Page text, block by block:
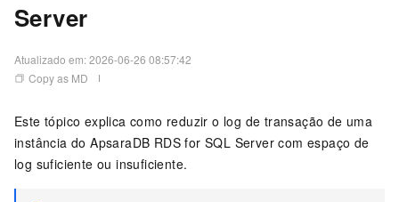
Server
Atualizado em:2026-06-26 08:57:42
Copy as MD
Este tópico explica como reduzir o log de transação de uma
instância do ApsaraDB RDS for SQL Server com espaço de
log suficiente ou insuficiente.